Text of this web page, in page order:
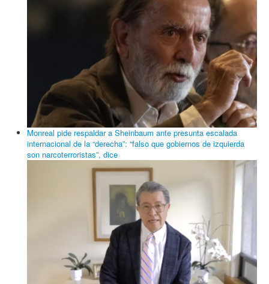
Monreal pide respaldar a Sheinbaum ante presunta escalada
internacional de la “derecha”: “falso que gobiernos de izquierda
son narcoterroristas”, dice